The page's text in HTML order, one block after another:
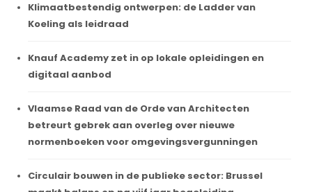
Klimaatbestendig ontwerpen: de Ladder van
Koeling als leidraad
Knauf Academy zet in op lokale opleidingen en
digitaal aanbod
Vlaamse Raad van de Orde van Architecten
betreurt gebrek aan overleg over nieuwe
normenboeken voor omgevingsvergunningen
Circulair bouwen in de publieke sector: Brussel